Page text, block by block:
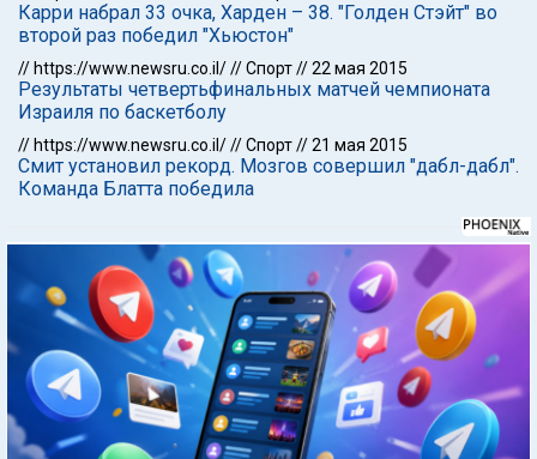
Карри набрал 33 очка, Харден – 38. "Голден Стэйт" во
второй раз победил "Хьюстон"
// https://www.newsru.co.il///Спорт//22 мая 2015
Результаты четвертьфинальных матчей чемпионата
Израиля по баскетболу
// https://www.newsru.co.il///Спорт//21 мая 2015
Смит установил рекорд. Мозгов совершил "дабл-дабл".
Команда Блатта победила